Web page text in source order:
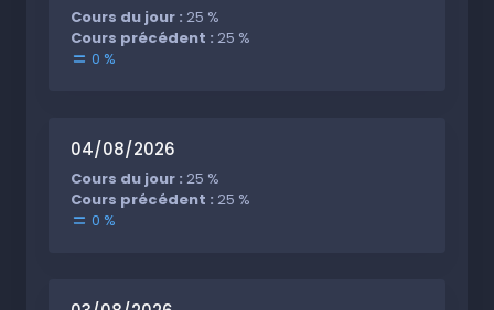
Cours du jour : 25 %
Cours précédent : 25 %
0 %
04/08/2026
Cours du jour : 25 %
Cours précédent : 25 %
0 %